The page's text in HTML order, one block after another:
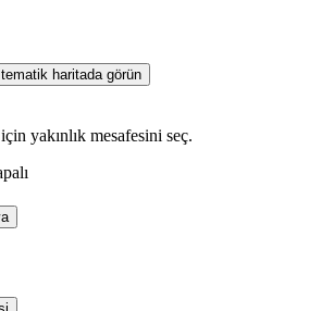
haritada görün
yakınlık mesafesini seç.